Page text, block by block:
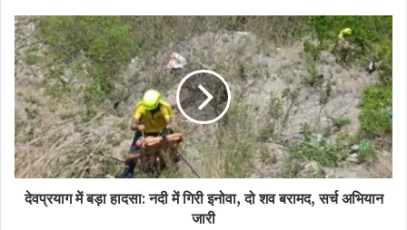
देवप्रयाग में बड़ा हादसा: नदी में गिरी इनोवा, दो शव बरामद, सर्च अभियान
जारी